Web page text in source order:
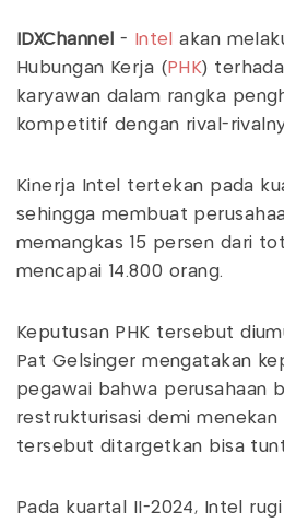
IDXChannel - Intel
akan
Hubungan Kerja ( PHK)
karyawan dalam rangka
kompetitif dengan rival-
Kinerja Intel tertekan pada
sehingga membuat
memangkas 15 persen dari
mencapai 14.800 orang.
Keputusan PHK tersebut
Pat Gelsinger mengatakan
pegawai bahwa perusahaan
restrukturisasi demi menekan
tersebut ditargetkan bisa
Pada kuartal II-2024, Intel rugi